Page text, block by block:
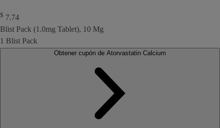
$ 7.74
Blist Pack (1.0mg Tablet), 10 Mg
1 Blist Pack